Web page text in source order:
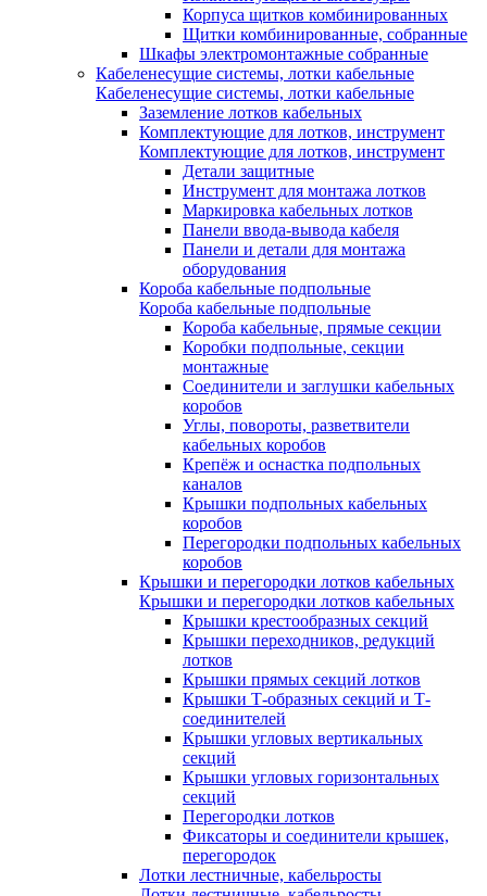
Корпуса щитков комбинированных
Щитки комбинированные, собранные
Шкафы электромонтажные собранные
Кабеленесущие системы, лотки кабельные
Кабеленесущие системы, лотки кабельные
Заземление лотков кабельных
Комплектующие для лотков, инструмент
Комплектующие для лотков, инструмент
Детали защитные
Инструмент для монтажа лотков
Маркировка кабельных лотков
Панели ввода-вывода кабеля
Панели и детали для монтажа
оборудования
Короба кабельные подпольные
Короба кабельные подпольные
Короба кабельные, прямые секции
Коробки подпольные, секции
монтажные
Соединители и заглушки кабельных
коробов
Углы, повороты, разветвители
кабельных коробов
Крепёж и оснастка подпольных
каналов
Крышки подпольных кабельных
коробов
Перегородки подпольных кабельных
коробов
Крышки и перегородки лотков кабельных
Крышки и перегородки лотков кабельных
Крышки крестообразных секций
Крышки переходников, редукций
лотков
Крышки прямых секций лотков
Крышки Т-образных секций и Т-
соединителей
Крышки угловых вертикальных
секций
Крышки угловых горизонтальных
секций
Перегородки лотков
Фиксаторы и соединители крышек,
перегородок
Лотки лестничные, кабельросты